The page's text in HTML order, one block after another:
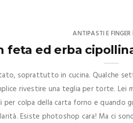
ANTIPASTI E
feta ed erba
soprattutto in cucina. Qualche
rivestire una teglia per torte. Lei
colpa della carta forno e quando
Esiste photoshop cara! Ma ci